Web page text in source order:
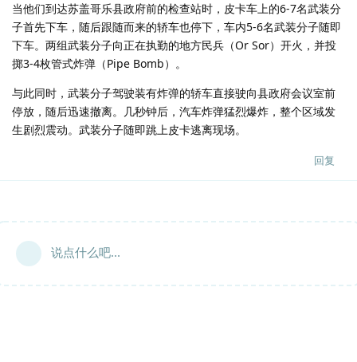
当他们到达苏盖哥乐县政府前的检查站时，皮卡车上的6-7名武装分
子首先下车，随后跟随而来的轿车也停下，车内5-6名武装分子随即
下车。两组武装分子向正在执勤的地方民兵（Or Sor）开火，并投
掷3-4枚管式炸弹（Pipe Bomb）。
与此同时，武装分子驾驶装有炸弹的轿车直接驶向县政府会议室前
停放，随后迅速撤离。几秒钟后，汽车炸弹猛烈爆炸，整个区域发
生剧烈震动。武装分子随即跳上皮卡逃离现场。
回复
说点什么吧...